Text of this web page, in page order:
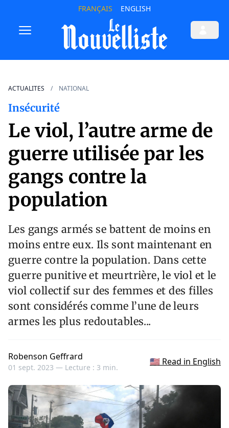
FRANÇAIS ENGLISH
ACTUALITES NATIONAL
Insécurité
Le viol, l’autre arme de
guerre utilisée par les
gangs contre la
population
Les gangs armés se battent de moins en
moins entre eux. Ils sont maintenant en
guerre contre la population. Dans cette
guerre punitive et meurtrière, le viol et le
viol collectif sur des femmes et des filles
sont considérés comme l’une de leurs
armes les plus redoutables...
Robenson Geffrard
01 sept. 2023 — Lecture : 3 min.
🇺🇸 Read in English